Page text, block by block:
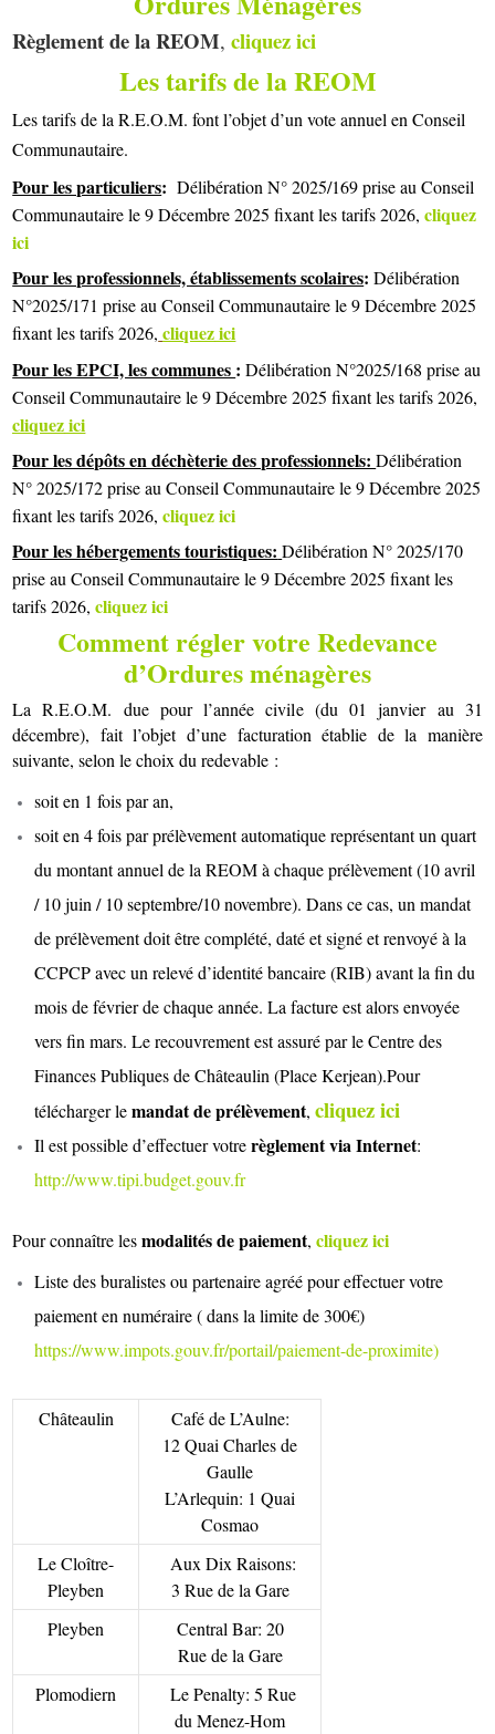
Règlement de la REOM, cliquez ici
Les tarifs de la REOM
Les tarifs de la R.E.O.M. font l’objet d’un vote annuel en Conseil
Communautaire.
Pour les particuliers: Délibération N° 2025/169 prise au Conseil
Communautaire le 9 Décembre 2025 fixant les tarifs 2026,cliquez
ici
Pour les professionnels, établissements scolaires: Délibération
N°2025/171 prise au Conseil Communautaire le 9 Décembre 2025
fixant les tarifs 2026, cliquezici
Pour les EPCI, les communes : Délibération N°2025/168 prise au
Conseil Communautaire le 9 Décembre 2025 fixant les tarifs 2026,
cliquezici
Pour les dépôts en déchèterie des professionnels:Délibération
N° 2025/172 prise au Conseil Communautaire le 9 Décembre 2025
fixant les tarifs 2026, cliquez ici
Pour les hébergements touristiques: Délibération N° 2025/170
prise au Conseil Communautaire le 9 Décembre 2025 fixant les
tarifs 2026, cliquez ici
Comment régler votre Redevance
d’Ordures ménagères
La R.E.O.M. due pour l’année civile (du 01 janvier au 31
décembre), fait l’objet d’une facturation établie de la manière
suivante, selon le choix du redevable :
soit en 1 fois par an,
soit en 4 fois par prélèvement automatique représentant un quart
du montant annuel de la REOM à chaque prélèvement (10 avril
/ 10 juin / 10 septembre/10 novembre). Dans ce cas, un mandat
de prélèvement doit être complété, daté et signé et renvoyé à la
CCPCP avec un relevé d’identité bancaire (RIB) avant la fin du
mois de février de chaque année. La facture est alors envoyée
vers fin mars. Le recouvrement est assuré par le Centre des
Finances Publiques de Châteaulin (Place Kerjean).Pour
télécharger lemandat de prélèvement,cliquez ici
Il est possible d’effectuer votrerèglement via Internet:
http://www.tipi.budget.gouv.fr
Pour connaître lesmodalités de paiement,cliquez ici
Liste des buralistes ou partenaire agréé pour effectuer votre
paiement en numéraire ( dans la limite de 300€)
https://www.impots.gouv.fr/portail/paiement-de-proximite)
Châteaulin
Café de L’Aulne:
12 Quai Charles de
Gaulle
L’Arlequin: 1 Quai
Cosmao
Le Cloître-
Pleyben
Aux Dix Raisons:
3 Rue de la Gare
Pleyben
Central Bar: 20
Rue de la Gare
Plomodiern
Le Penalty: 5 Rue
du Menez-Hom